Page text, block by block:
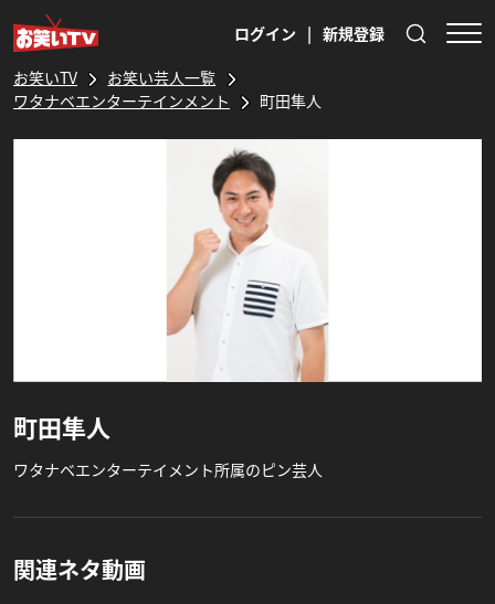
ログイン | 新規登録
お笑いTV
お笑い芸人一覧
ワタナベエンターテインメント
町田隼人
町田隼人
ワタナベエンターテイメント所属のピン芸人
関連ネタ動画